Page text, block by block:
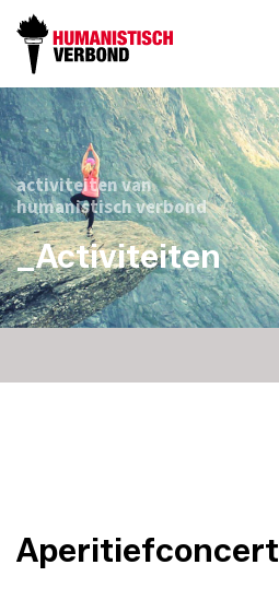
activiteiten van
humanistisch verbond
_Activiteiten
Aperitiefconcert